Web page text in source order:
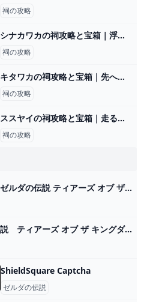
祠の攻略
シナカワカの祠攻略と宝箱｜浮き上がるもの
祠の攻略
キタワカの祠攻略と宝箱｜先へ繋ぐ道
祠の攻略
ススヤイの祠攻略と宝箱｜走るもの
祠の攻略
感覚で進む【ゼルダの伝説 ティアーズ オブ ザ キングダム プレイ日記162】オルディン地方へ - ユキシロ日記
「ゼルダの伝説 ティアーズ オブ ザ キングダム」キャンペーン｜ローソン研究所
ShieldSquare Captcha
ゼルダの伝説